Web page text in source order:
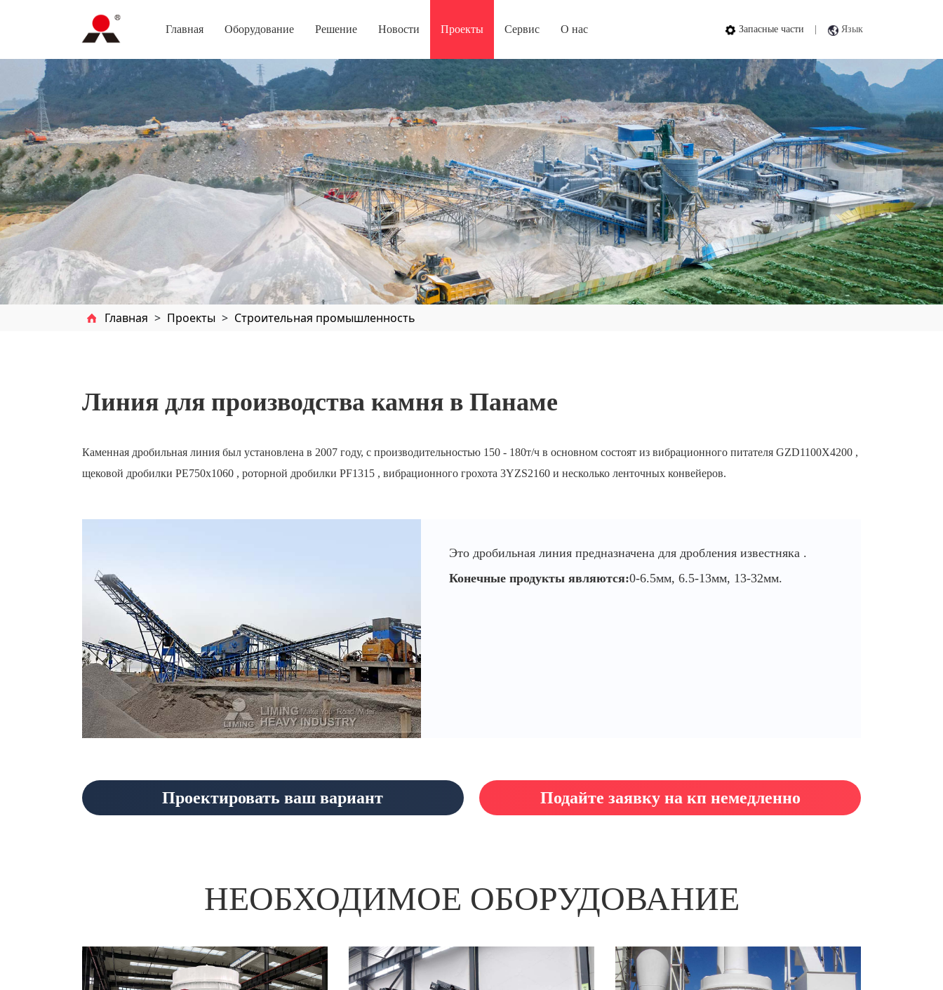
Главная Оборудование Решение Новости Проекты Сервис О нас Запасные части Язык
Главная > Проекты > Строительная промышленность
Линия для производства камня в Панаме
Каменная дробильная линия был установлена в 2007 году, с производительностью 150 - 180т/ч в основном состоят из вибрационного питателя GZD1100X4200 ,
щековой дробилки PE750x1060 , роторной дробилки PF1315 , вибрационного грохота 3YZS2160 и несколько ленточных конвейеров.
Это дробильная линия предназначена для дробления известняка .
Конечные продукты являются:0-6.5мм, 6.5-13мм, 13-32мм.
Проектировать ваш вариант Подайте заявку на кп немедленно
НЕОБХОДИМОЕ ОБОРУДОВАНИЕ